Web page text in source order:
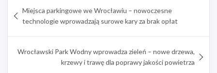
wpisu
Miejsca parkingowe we Wrocławiu – nowoczesne
technologie wprowadzają surowe kary za brak opłat
Wrocławski Park Wodny wprowadza zieleń – nowe drzewa,
krzewy i trawę dla poprawy jakości powietrza